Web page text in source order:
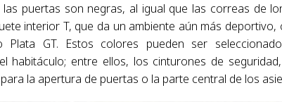
puertas son negras, al igual que las correas de
interior T, que da un ambiente aún más
Plata GT. Estos colores pueden ser
habitáculo; entre ellos, los cinturones de
la apertura de puertas o la parte central de los